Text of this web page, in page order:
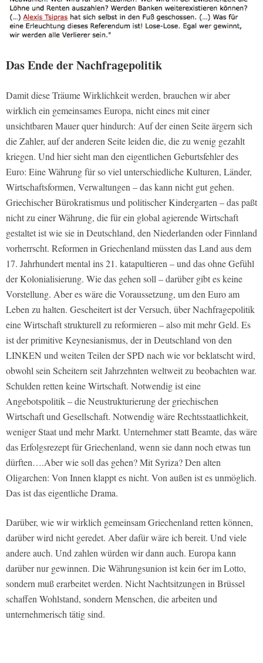
Das Ende der Nachfragepolitik
Damit diese Träume Wirklichkeit werden, brauchen wir aber
wirklich ein gemeinsames Europa, nicht eines mit einer
unsichtbaren Mauer quer hindurch: Auf der einen Seite ärgern sich
die Zahler, auf der anderen Seite leiden die, die zu wenig gezahlt
kriegen. Und hier sieht man den eigentlichen Geburtsfehler des
Euro: Eine Währung für so viel unterschiedliche Kulturen, Länder,
Wirtschaftsformen, Verwaltungen – das kann nicht gut gehen.
Griechischer Bürokratismus und politischer Kindergarten – das paßt
nicht zu einer Währung, die für ein global agierende Wirtschaft
gestaltet ist wie sie in Deutschland, den Niederlanden oder Finnland
vorherrscht. Reformen in Griechenland müssten das Land aus dem
17. Jahrhundert mental ins 21. katapultieren – und das ohne Gefühl
der Kolonialisierung. Wie das gehen soll – darüber gibt es keine
Vorstellung. Aber es wäre die Voraussetzung, um den Euro am
Leben zu halten. Gescheitert ist der Versuch, über Nachfragepolitik
eine Wirtschaft strukturell zu reformieren – also mit mehr Geld. Es
ist der primitive Keynesianismus, der in Deutschland von den
LINKEN und weiten Teilen der SPD nach wie vor beklatscht wird,
obwohl sein Scheitern seit Jahrzehnten weltweit zu beobachten war.
Schulden retten keine Wirtschaft. Notwendig ist eine
Angebotspolitik – die Neustrukturierung der griechischen
Wirtschaft und Gesellschaft. Notwendig wäre Rechtsstaatlichkeit,
weniger Staat und mehr Markt. Unternehmer statt Beamte, das wäre
das Erfolgsrezept für Griechenland, wenn sie dann noch etwas tun
dürften….Aber wie soll das gehen? Mit Syriza? Den alten
Oligarchen: Von Innen klappt es nicht. Von außen ist es unmöglich.
Das ist das eigentliche Drama.
Darüber, wie wir wirklich gemeinsam Griechenland retten können,
darüber wird nicht geredet. Aber dafür wäre ich bereit. Und viele
andere auch. Und zahlen würden wir dann auch. Europa kann
darüber nur gewinnen. Die Währungsunion ist kein 6er im Lotto,
sondern muß erarbeitet werden. Nicht Nachtsitzungen in Brüssel
schaffen Wohlstand, sondern Menschen, die arbeiten und
unternehmerisch tätig sind.